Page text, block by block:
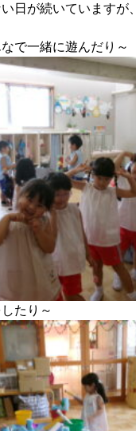
日が続いていますが、
で一緒に遊んだり～
たり～